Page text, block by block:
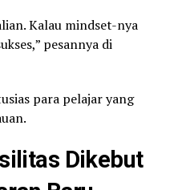
Kalau mindset-nya
pesannya di
para pelajar yang
Dikebut